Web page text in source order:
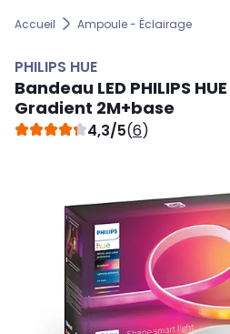
Accueil Ampoule - Éclairage
PHILIPS HUE
Bandeau LED PHILIPS HUE
Gradient 2M+base
4,3/5(6)